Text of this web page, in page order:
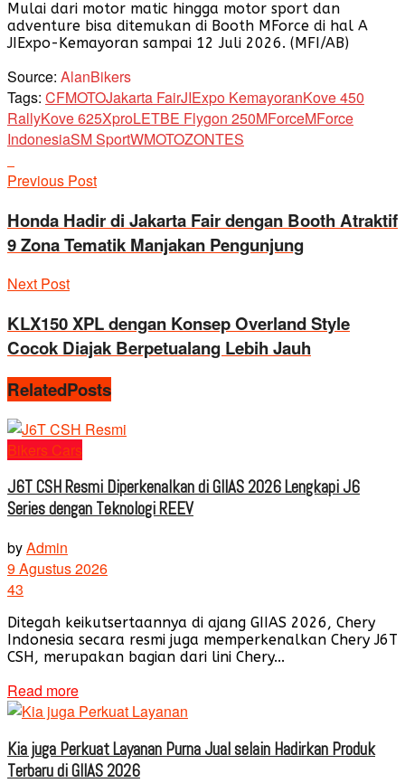
Mulai dari motor matic hingga motor sport dan
adventure bisa ditemukan di Booth MForce di hal A
JIExpo-Kemayoran sampai 12 Juli 2026. (MFI/AB)
Source: AlanBikers
Tags: CFMOTOJakarta FairJIExpo KemayoranKove 450
RallyKove 625XproLETBE Flygon 250MForceMForce
IndonesiaSM SportWMOTOZONTES
Previous Post
Honda Hadir di Jakarta Fair dengan Booth Atraktif
9 Zona Tematik Manjakan Pengunjung
Next Post
KLX150 XPL dengan Konsep Overland Style
Cocok Diajak Berpetualang Lebih Jauh
RelatedPosts
Bikers Cars
J6T CSH Resmi Diperkenalkan di GIIAS 2026 Lengkapi J6
Series dengan Teknologi REEV
byAdmin
9 Agustus 2026
43
Ditegah keikutsertaannya di ajang GIIAS 2026, Chery
Indonesia secara resmi juga memperkenalkan Chery J6T
CSH, merupakan bagian dari lini Chery...
Read more
Kia juga Perkuat Layanan Purna Jual selain Hadirkan Produk
Terbaru di GIIAS 2026